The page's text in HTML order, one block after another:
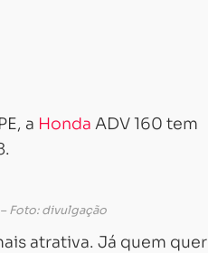
a Honda ADV 160 tem
Foto: divulgação
atrativa. Já quem quer